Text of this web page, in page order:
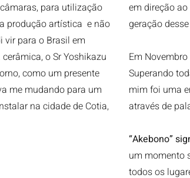
para utilização
produção artística e não
vir para o Brasil em
o Sr Yoshikazu
como um presente
me mudando para um
na cidade de Cotia,
em direção ao
geração
Em
Superando
mim foi uma
através de
“Akebono”
um momento
todos os